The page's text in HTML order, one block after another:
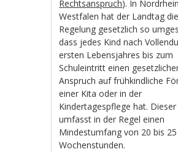
Rechtsanspruch). In
Westfalen hat der Landtag
Regelung gesetzlich so
dass jedes Kind nach
ersten Lebensjahres bis zum
Schuleintritt einen
Anspruch auf frühkindliche
einer Kita oder in der
Kindertagespflege hat. Dieser
umfasst in der Regel einen
Mindestumfang von 20 bis 25
Wochenstunden.